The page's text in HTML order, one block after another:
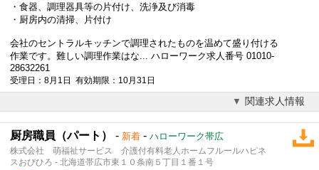
・食器、調理器具等の片付け、洗浄及び消毒
・厨房内の清掃、片付け
会社のセントラルキッチンで調理されたものを温めて盛り付ける
作業です。難しい調理作業はな... ハローワーク求人番号 01010-
28632261
受理日：8月1日 有効期限：10月31日
関連求人情報
厨房職員（パート） - 新着 - ハローワーク帯広
株式会社 萌福祉サービス 介護付有料老人ホームフルールハピネ
スおびひろ - 北海道帯広市東１０条南５丁目１番１号